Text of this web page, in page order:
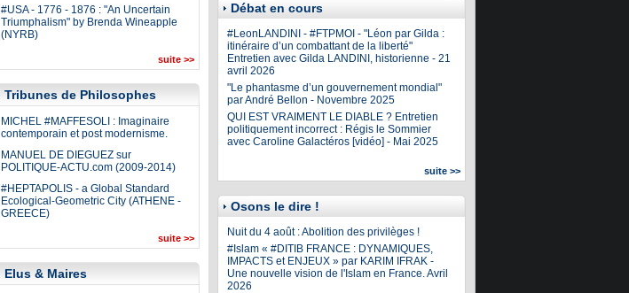
#USA - 1776 - 1876 : "An Uncertain
Triumphalism" by Brenda Wineapple
(NYRB)
suite >>
Tribunes de Philosophes
MICHEL #MAFFESOLI : Imaginaire
contemporain et post modernisme.
MANUEL DE DIEGUEZ sur
POLITIQUE-ACTU.com (2009-2014)
#HEPTAPOLIS - a Global Standard
Ecological-Geometric City (ATHENE -
GREECE)
suite >>
Elus & Maires
Débat en cours
#LeonLANDINI - #FTPMOI - "Léon par Gilda :
itinéraire d’un combattant de la liberté"
Entretien avec Gilda LANDINI, historienne - 21
avril 2026
"Le phantasme d’un gouvernement mondial"
par André Bellon - Novembre 2025
QUI EST VRAIMENT LE DIABLE ? Entretien
politiquement incorrect : Régis le Sommier
avec Caroline Galactéros [vidéo] - Mai 2025
suite >>
Osons le dire !
Nuit du 4 août : Abolition des privilèges !
#Islam « #DITIB FRANCE : DYNAMIQUES,
IMPACTS et ENJEUX » par KARIM IFRAK -
Une nouvelle vision de l'Islam en France. Avril
2026